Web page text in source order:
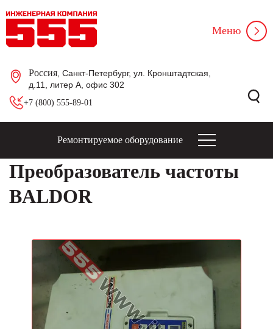
Россия , Санкт-Петербург, ул. Кронштадтская,
д.11, литер А, офис 302
+7 (800) 555-89-01
Меню
Ремонтируемое оборудование
Преобразователь частоты
BALDOR